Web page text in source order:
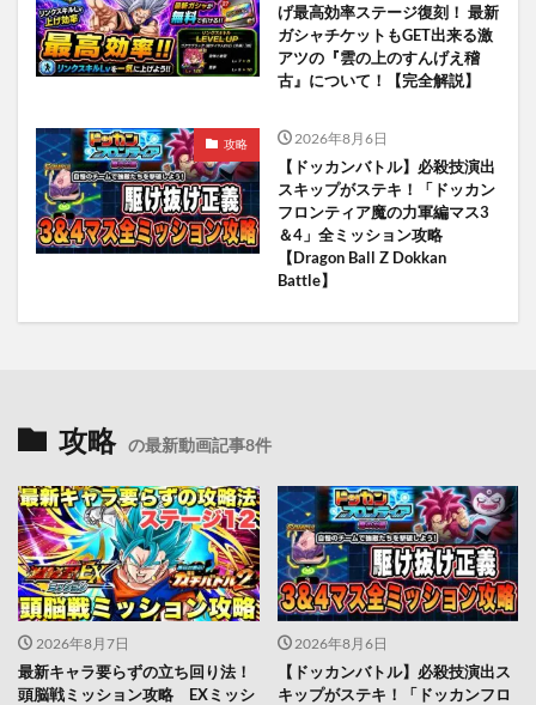
げ最高効率ステージ復刻！ 最新
ガシャチケットもGET出来る激
アツの『雲の上のすんげえ稽
古』について！【完全解説】
攻略 2026年8月6日
【ドッカンバトル】必殺技演出
スキップがステキ！「ドッカン
フロンティア魔の力軍編マス3
＆4」全ミッション攻略
【Dragon Ball Z Dokkan
Battle】
攻略 の最新動画記事8件
2026年8月7日
最新キャラ要らずの立ち回り法！
頭脳戦ミッション攻略 EXミッシ
2026年8月6日
【ドッカンバトル】必殺技演出ス
キップがステキ！「ドッカンフロ